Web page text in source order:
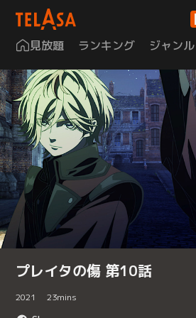
見放題 ランキング ジャンル
プレイタの傷 第10話
2021 23mins